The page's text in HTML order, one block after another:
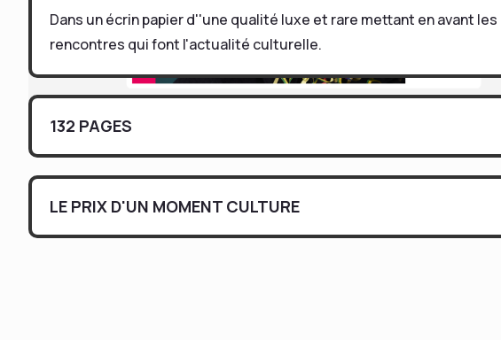
Dans un écrin papier d''une qualité luxe et rare mettant en avant les
rencontres qui font l'actualité culturelle.
132 PAGES
LE PRIX D'UN MOMENT CULTURE